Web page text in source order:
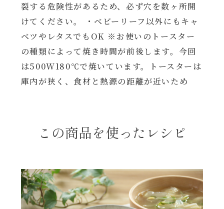
裂する危険性があるため、必ず穴を数ヶ所開
けてください。 ・ベビーリーフ以外にもキャ
ベツやレタスでもOK ※お使いのトースター
の種類によって焼き時間が前後します。今回
は500W180℃で焼いています。トースターは
庫内が狭く、食材と熱源の距離が近いため
この商品を使ったレシピ